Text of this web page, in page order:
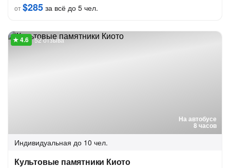
от$285 за всё до 5 чел.
На автобусе
8 часов
52 отзыва
Индивидуальная до 10 чел.
Культовые памятники Киото